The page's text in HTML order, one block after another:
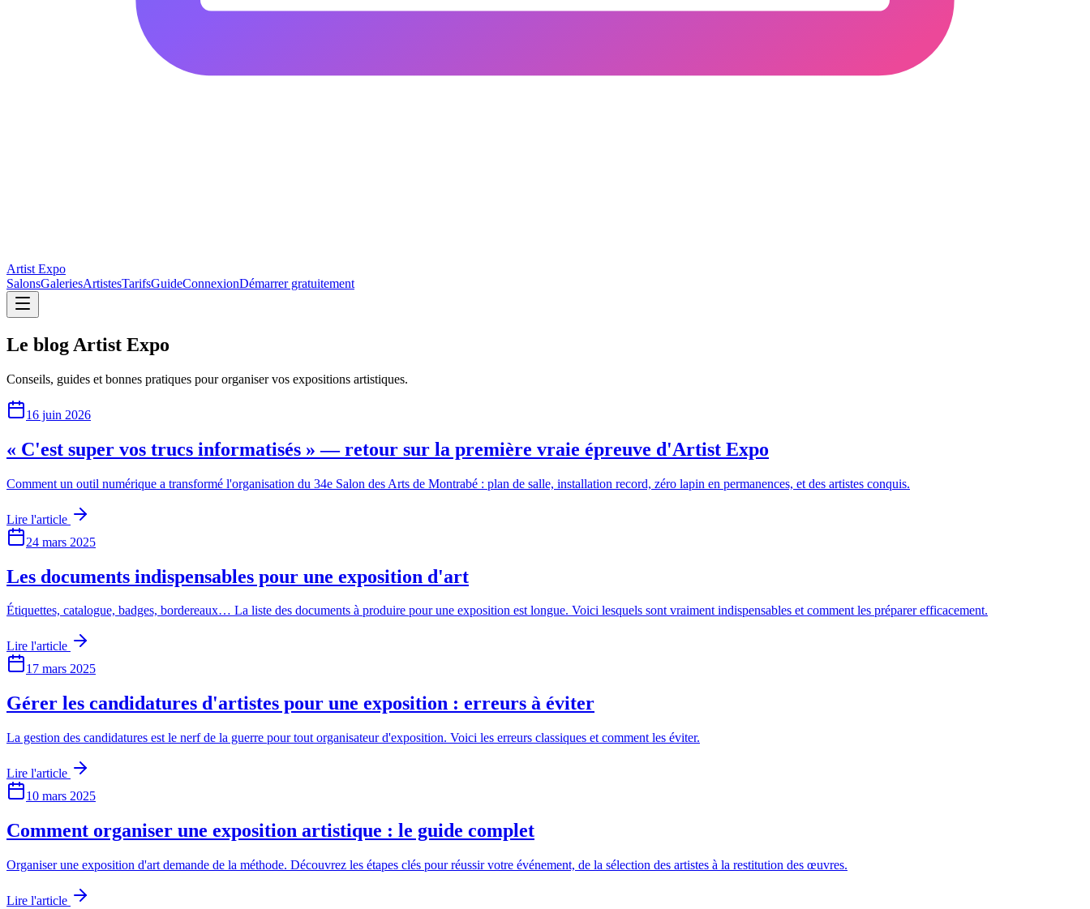
Artist Expo
SalonsGaleriesArtistesTarifsGuideConnexionDémarrer gratuitement
Le blog Artist Expo
Conseils, guides et bonnes pratiques pour organiser vos expositions artistiques.
16 juin 2026
« C'est super vos trucs informatisés » — retour sur la première vraie épreuve d'Artist Expo
Comment un outil numérique a transformé l'organisation du 34e Salon des Arts de Montrabé : plan de salle, installation record, zéro lapin en permanences, et des artistes conquis.
Lire l'article
24 mars 2025
Les documents indispensables pour une exposition d'art
Étiquettes, catalogue, badges, bordereaux… La liste des documents à produire pour une exposition est longue. Voici lesquels sont vraiment indispensables et comment les préparer efficacement.
Lire l'article
17 mars 2025
Gérer les candidatures d'artistes pour une exposition : erreurs à éviter
La gestion des candidatures est le nerf de la guerre pour tout organisateur d'exposition. Voici les erreurs classiques et comment les éviter.
Lire l'article
10 mars 2025
Comment organiser une exposition artistique : le guide complet
Organiser une exposition d'art demande de la méthode. Découvrez les étapes clés pour réussir votre événement, de la sélection des artistes à la restitution des œuvres.
Lire l'article